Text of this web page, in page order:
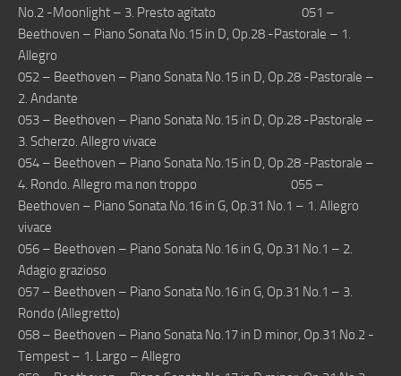
No.2 -Moonlight – 3. Presto agitato 051 –
Beethoven – Piano Sonata No.15 in D, Op.28 -Pastorale – 1.
Allegro
052 – Beethoven – Piano Sonata No.15 in D, Op.28 -Pastorale –
2. Andante
053 – Beethoven – Piano Sonata No.15 in D, Op.28 -Pastorale –
3. Scherzo. Allegro vivace
054 – Beethoven – Piano Sonata No.15 in D, Op.28 -Pastorale –
4. Rondo. Allegro ma non troppo 055 –
Beethoven – Piano Sonata No.16 in G, Op.31 No.1 – 1. Allegro
vivace
056 – Beethoven – Piano Sonata No.16 in G, Op.31 No.1 – 2.
Adagio grazioso
057 – Beethoven – Piano Sonata No.16 in G, Op.31 No.1 – 3.
Rondo (Allegretto)
058 – Beethoven – Piano Sonata No.17 in D minor, Op.31 No.2 -
Tempest – 1. Largo – Allegro